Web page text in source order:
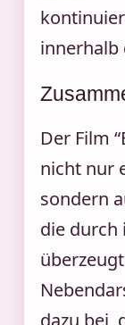
innerhalb
Der Film
nicht nur
sondern
die durch
dazu bei,